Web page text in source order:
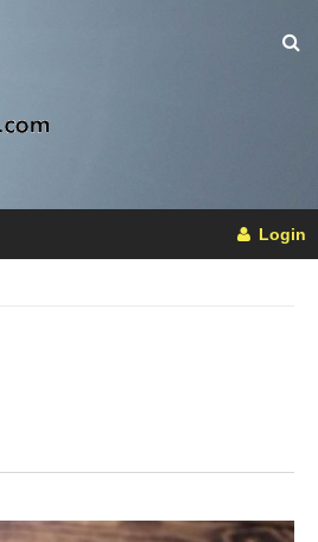
Login